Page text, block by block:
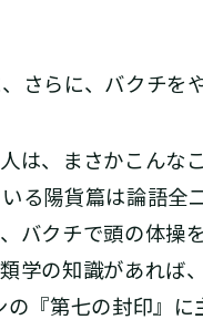
らに、バクチを
は、まさかこんな
る陽貨篇は論語全
バクチで頭の体操
学の知識があれば
『第七の封印』